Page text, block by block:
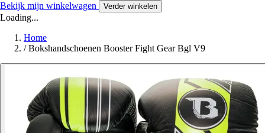
Bekijk mijn winkelwagen Verder winkelen
Loading...
Home
/ Bokshandschoenen Booster Fight Gear Bgl V9